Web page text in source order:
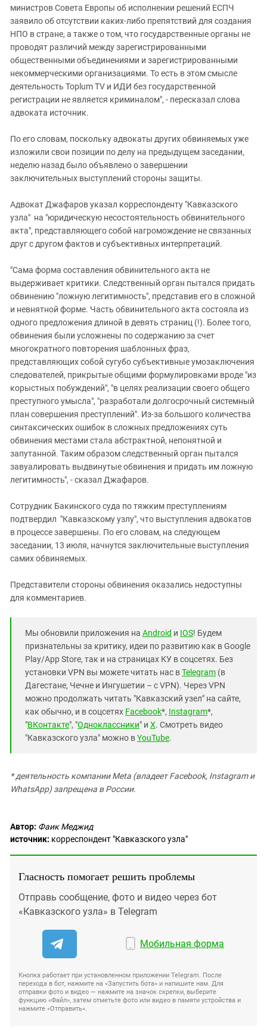
министров Совета Европы об исполнении решений ЕСПЧ
заявило об отсутствии каких-либо препятствий для создания
НПО в стране, а также о том, что государственные органы не
проводят различий между зарегистрированными
общественными объединениями и зарегистрированными
некоммерческими организациями. То есть в этом смысле
деятельность Toplum TV и ИДИ без государственной
регистрации не является криминалом", - пересказал слова
адвоката источник.
По его словам, поскольку адвокаты других обвиняемых уже
изложили свои позиции по делу на предыдущем заседании,
неделю назад было объявлено о завершении
заключительных выступлений стороны защиты.
Адвокат Джафаров указал корреспонденту "Кавказского
узла" на "юридическую несостоятельность обвинительного
акта", представляющего собой нагромождение не связанных
друг с другом фактов и субъективных интерпретаций.
"Сама форма составления обвинительного акта не
выдерживает критики. Следственный орган пытался придать
обвинению "ложную легитимность", представив его в сложной
и невнятной форме. Часть обвинительного акта состояла из
одного предложения длиной в девять страниц (!). Более того,
обвинения были усложнены по содержанию за счет
многократного повторения шаблонных фраз,
представляющих собой сугубо субъективные умозаключения
следователей, прикрытые общими формулировками вроде "из
корыстных побуждений", "в целях реализации своего общего
преступного умысла", "разработали долгосрочный системный
план совершения преступлений". Из-за большого количества
синтаксических ошибок в сложных предложениях суть
обвинения местами стала абстрактной, непонятной и
запутанной. Таким образом следственный орган пытался
завуалировать выдвинутые обвинения и придать им ложную
легитимность", - сказал Джафаров.
Сотрудник Бакинского суда по тяжким преступлениям
подтвердил "Кавказскому узлу", что выступления адвокатов
в процессе завершены. По его словам, на следующем
заседании, 13 июля, начнутся заключительные выступления
самих обвиняемых.
Представители стороны обвинения оказались недоступны
для комментариев.
Мы обновили приложения на Android и IOS! Будем
признательны за критику, идеи по развитию как в Google
Play/App Store, так и на страницах КУ в соцсетях. Без
установки VPN вы можете читать нас вTelegram (в
Дагестане, Чечне и Ингушетии – с VPN). Через VPN
можно продолжать читать "Кавказский узел" на сайте,
как обычно, и в соцсетях Facebook*, Instagram*,
"ВКонтакте", "Одноклассники" и X. Смотреть видео
"Кавказского узла" можно вYouTube.
* деятельность компании Meta (владеет Facebook, Instagram и
WhatsApp) запрещена в России.
Автор: Фаик Меджид
источник: корреспондент "Кавказского узла"
Гласность помогает решить проблемы
Отправь сообщение, фото и видео через бот
«Кавказского узла» в Telegram
Мобильная форма
Кнопка работает при установленном приложении Telegram. После
перехода в бот, нажмите на «Запустить бота» и напишите нам. Для
отправки фото и видео — нажмите на значок скрепки, выберите
функцию «Файл», затем отметьте фото или видео в памяти устройства и
нажмите «Отправить».